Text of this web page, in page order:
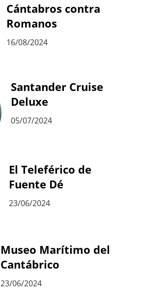
Cántabros contra
Romanos
16/08/2024
Santander Cruise
Deluxe
05/07/2024
El Teleférico de
Fuente Dé
23/06/2024
Museo Marítimo del
Cantábrico
23/06/2024